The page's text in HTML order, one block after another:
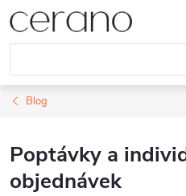
Přejít
na
obsah
Blog
Poptávky a
objednávek